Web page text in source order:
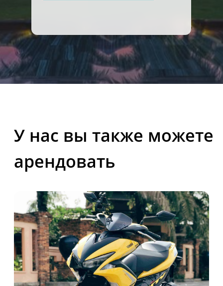
Компания Bike Phuket предлагает
уникальные возможности для
путешественников и жителей,
желающих исследовать
великолепие тропического рая -
Пхукет. Мы предоставляем
разнообразные услуги аренды,
Аренда вилл
Прокат яхт